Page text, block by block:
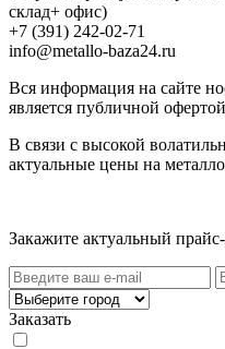
склад+ офис)
+7 (391) 242-02-71
info@metallo-baza24.ru
Вся информация на сайте
является публичной
В связи с высокой
актуальные цены на
Закажите актуальный
Заказать